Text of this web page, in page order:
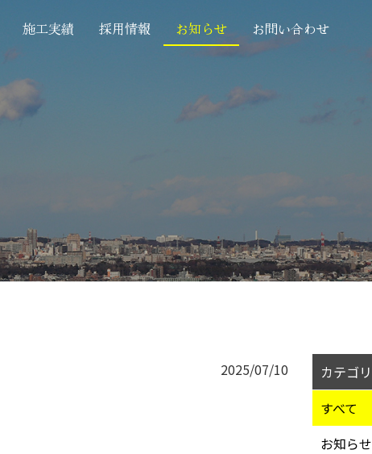
施工実績 採用情報 お知らせ お問い合わせ
2025/07/10
カテゴリ
すべて
お知らせ